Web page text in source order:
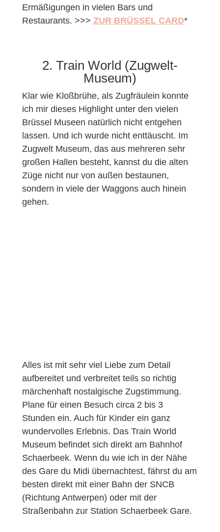
Ermäßigungen in vielen Bars und
Restaurants. >>> ZUR BRÜSSEL CARD*
2. Train World (Zugwelt-
Museum)
Klar wie Kloßbrühe, als Zugfräulein konnte
ich mir dieses Highlight unter den vielen
Brüssel Museen natürlich nicht entgehen
lassen. Und ich wurde nicht enttäuscht. Im
Zugwelt Museum, das aus mehreren sehr
großen Hallen besteht, kannst du die alten
Züge nicht nur von außen bestaunen,
sondern in viele der Waggons auch hinein
gehen.
Alles ist mit sehr viel Liebe zum Detail
aufbereitet und verbreitet teils so richtig
märchenhaft nostalgische Zugstimmung.
Plane für einen Besuch circa 2 bis 3
Stunden ein. Auch für Kinder ein ganz
wundervolles Erlebnis. Das Train World
Museum befindet sich direkt am Bahnhof
Schaerbeek. Wenn du wie ich in der Nähe
des Gare du Midi übernachtest, fährst du am
besten direkt mit einer Bahn der SNCB
(Richtung Antwerpen) oder mit der
Straßenbahn zur Station Schaerbeek Gare.